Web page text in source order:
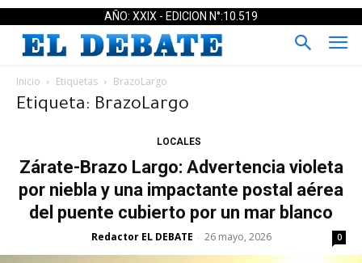
AÑO: XXIX - EDICION N°:10.519
Inicio Etiquetas BrazoLargo
Etiqueta: BrazoLargo
LOCALES
Zárate-Brazo Largo: Advertencia violeta
por niebla y una impactante postal aérea
del puente cubierto por un mar blanco
Redactor EL DEBATE - 26 mayo, 2026 0